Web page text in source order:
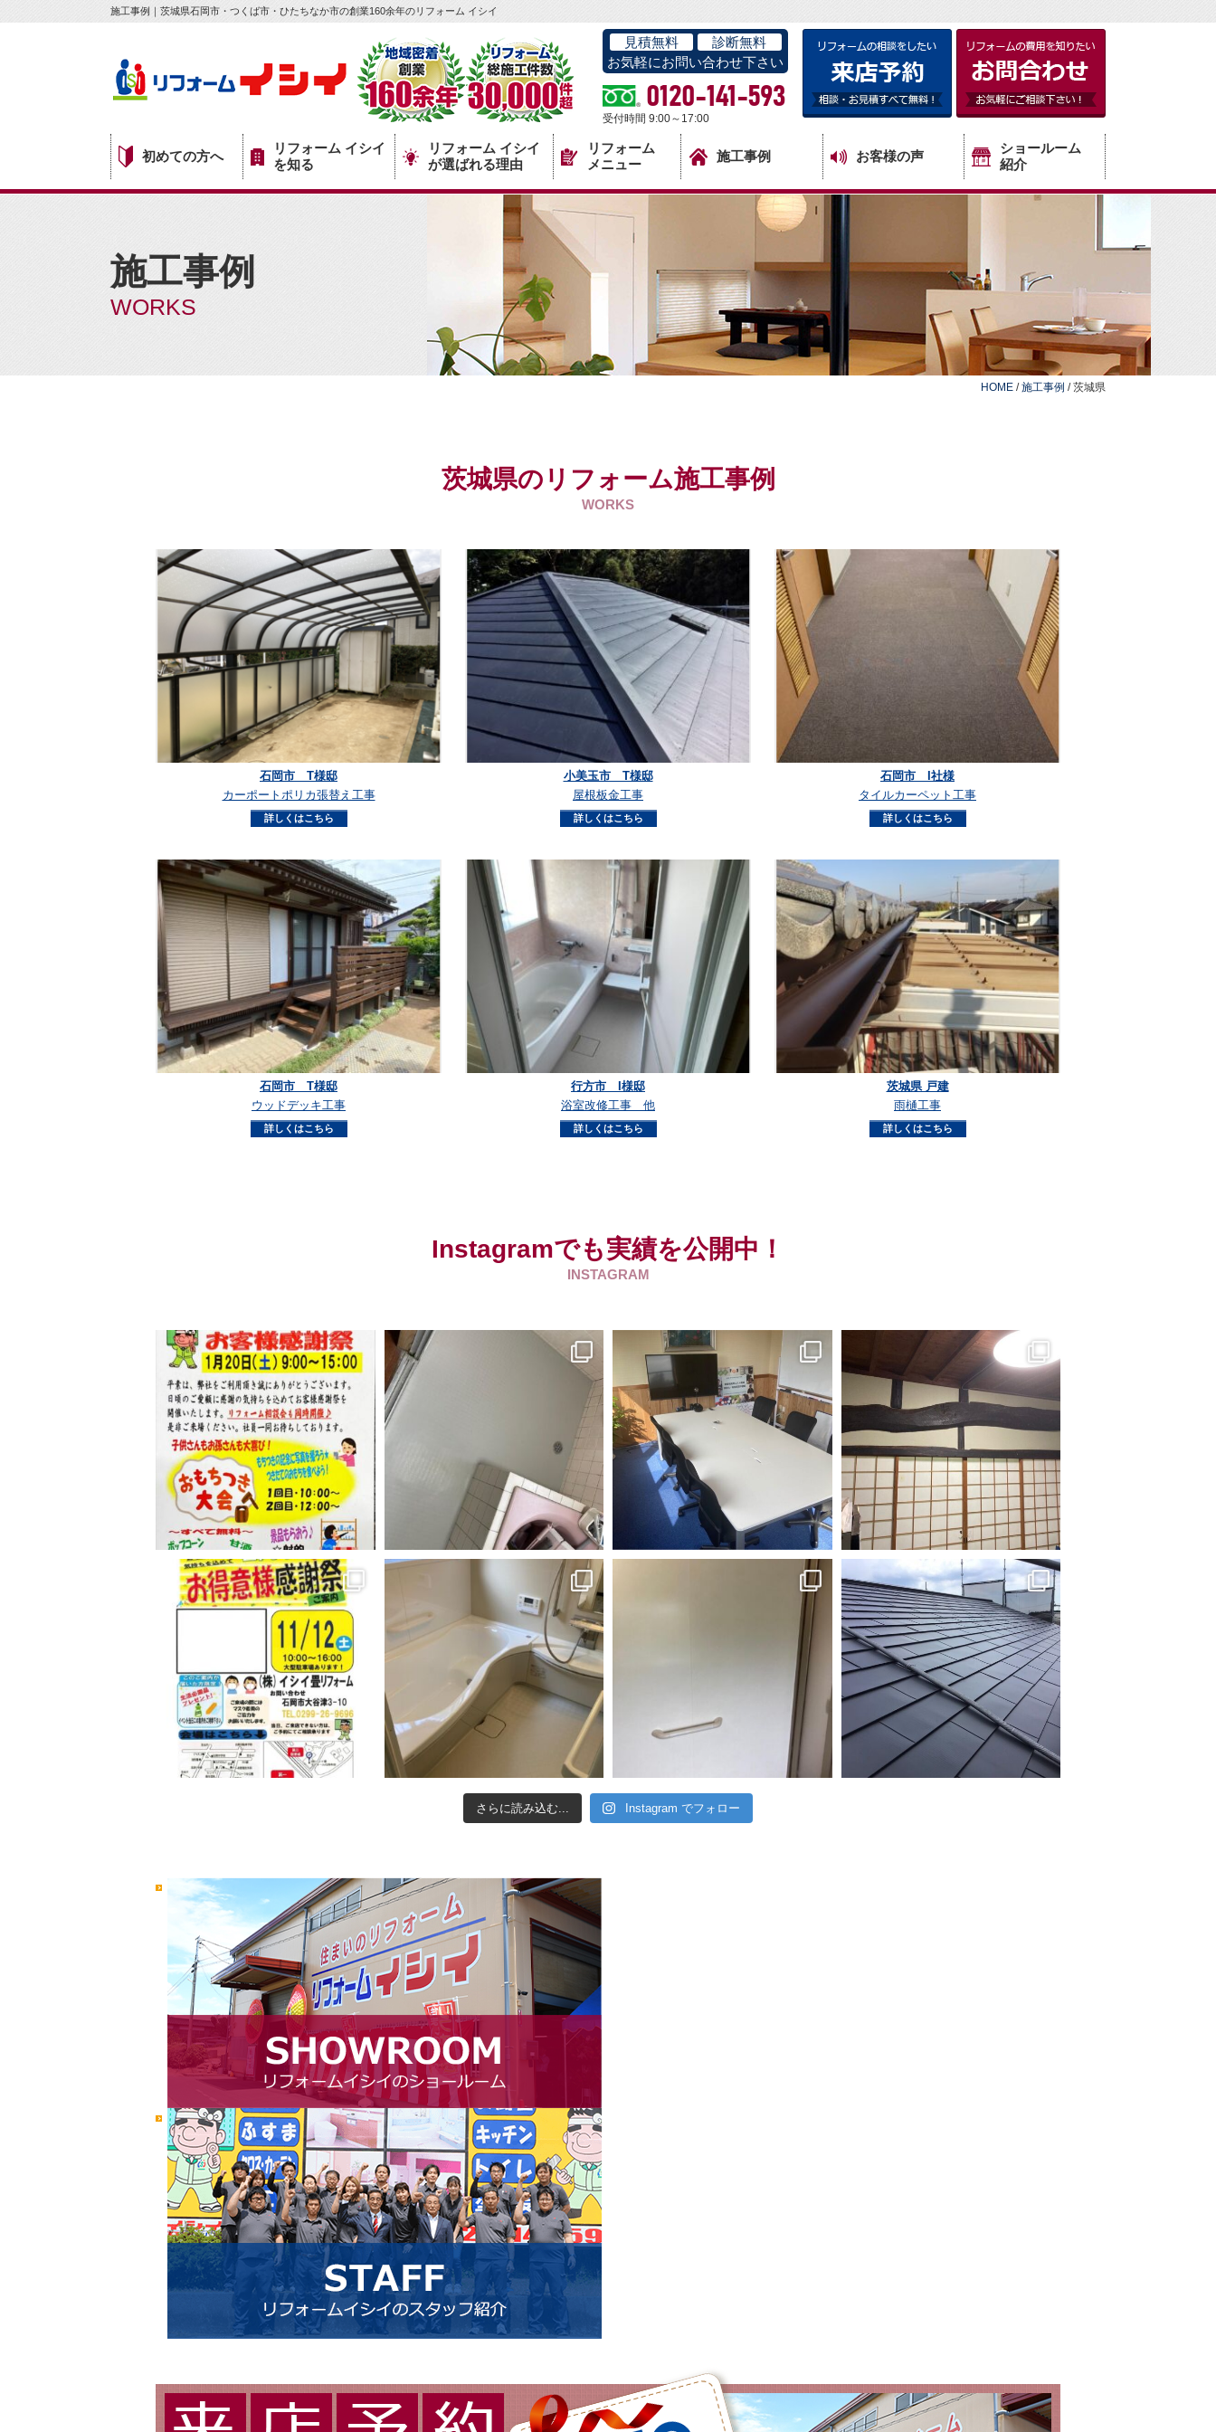
施工事例｜茨城県石岡市・つくば市・ひたちなか市の創業160余年のリフォーム イシイ
見積無料
診断無料
お気軽にお問い合わせ下さい
0120-141-593
受付時間 9:00～17:00
初めての方へ
リフォーム イシイ
を知る
リフォーム イシイ
が選ばれる理由
リフォーム
メニュー
施工事例 お客様の声
ショールーム
紹介
施工事例
WORKS
HOME /施工事例 /茨城県
茨城県のリフォーム施工事例
WORKS
石岡市 T様邸
カーポートポリカ張替え工事
詳しくはこちら
小美玉市 T様邸
屋根板金工事
詳しくはこちら
石岡市 I社様
タイルカーペット工事
詳しくはこちら
石岡市 T様邸
ウッドデッキ工事
詳しくはこちら
行方市 I様邸
浴室改修工事 他
詳しくはこちら
茨城県 戸建
雨樋工事
詳しくはこちら
Instagramでも実績を公開中！
INSTAGRAM
さらに読み込む... Instagram でフォロー